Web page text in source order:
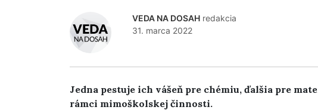
VEDA NA DOSAH redakcia
31. marca 2022
Jedna pestuje ich vášeň pre chémiu, ďalšia pre
rámci mimoškolskej činnosti.